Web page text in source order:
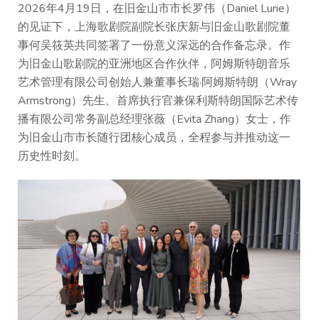
2026年4月19日，在旧金山市市长罗伟（Daniel Lurie）
的见证下，上海歌剧院副院长张庆新与旧金山歌剧院董
事何吴筱英共同签署了一份意义深远的合作备忘录。作
为旧金山歌剧院的亚洲地区合作伙伴，阿姆斯特朗音乐
艺术管理有限公司创始人兼董事长瑞·阿姆斯特朗（Wray
Armstrong）先生、首席执行官兼保利斯特朗国际艺术传
播有限公司常务副总经理张薇（Evita Zhang）女士，作
为旧金山市市长随行团核心成员，全程参与并推动这一
历史性时刻。